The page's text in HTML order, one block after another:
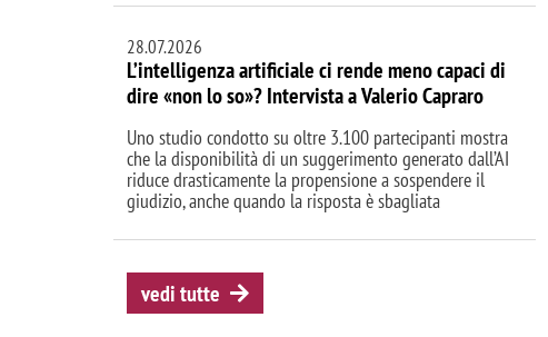
28.07.2026
L’intelligenza artificiale ci rende meno capaci di
dire «non lo so»? Intervista a Valerio Capraro
Uno studio condotto su oltre 3.100 partecipanti mostra
che la disponibilità di un suggerimento generato dall’AI
riduce drasticamente la propensione a sospendere il
giudizio, anche quando la risposta è sbagliata
vedi tutte